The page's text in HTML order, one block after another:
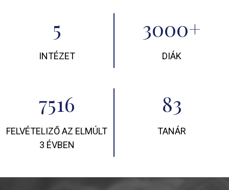
5
INTÉZET
3000+
DIÁK
7516
FELVÉTELIZŐ AZ ELMÚLT
3 ÉVBEN
83
TANÁR